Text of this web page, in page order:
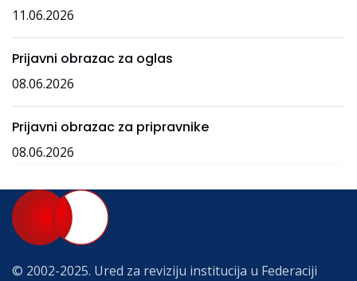
11.06.2026
Prijavni obrazac za oglas
08.06.2026
Prijavni obrazac za pripravnike
08.06.2026
© 2002-2025. Ured za reviziju institucija u Federaciji